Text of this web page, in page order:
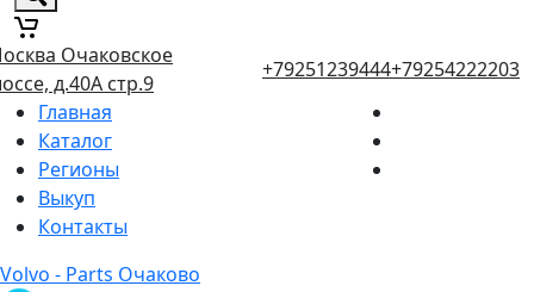
Очаковское
д.40А стр.9
+79251239444+79254222203
Главная
Каталог
Регионы
Выкуп
Контакты
Volvo - Parts Очаково